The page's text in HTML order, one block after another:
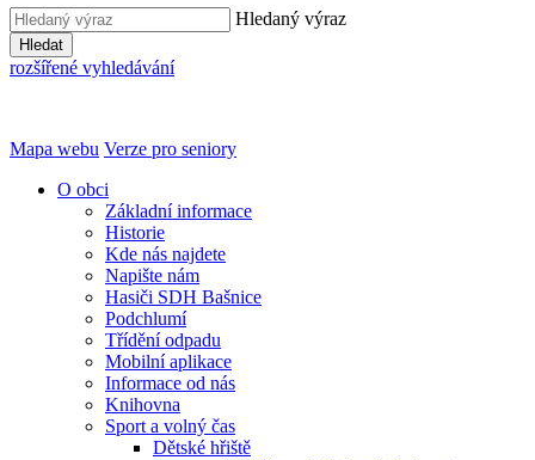
Hledaný výraz
Hledat
rozšířené vyhledávání
Mapa webu Verze pro seniory
O obci
Základní informace
Historie
Kde nás najdete
Napište nám
Hasiči SDH Bašnice
Podchlumí
Třídění odpadu
Mobilní aplikace
Informace od nás
Knihovna
Sport a volný čas
Dětské hřiště